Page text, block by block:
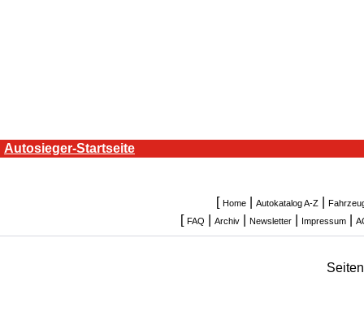
Autosieger-Startseite
[ Home| Autokatalog A-Z|
[ FAQ Archiv Newsletter Impressum